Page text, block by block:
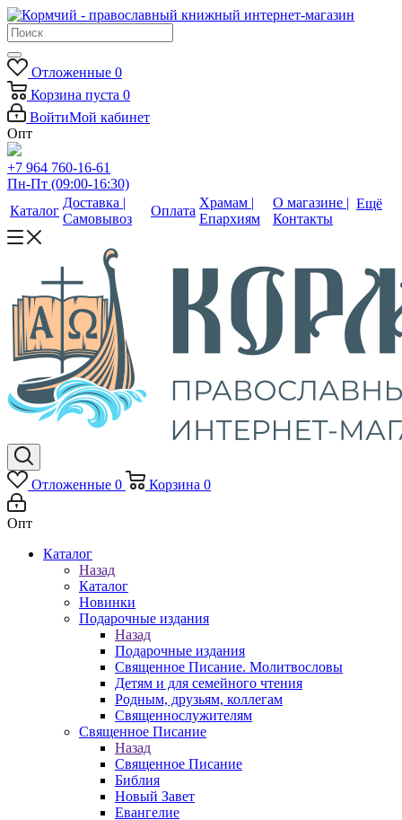
Отложенные 0
Корзина пуста 0
ВойтиМой кабинет
Опт
+7 964 760-16-61
Пн-Пт (09:00-16:30)
Каталог
Доставка |
Самовывоз
Оплата
Храмам |
Епархиям
О магазине |
Контакты
Ещё
Отложенные 0 Корзина 0
Опт
Каталог
Назад
Каталог
Новинки
Подарочные издания
Назад
Подарочные издания
Священное Писание. Молитвословы
Детям и для семейного чтения
Родным, друзьям, коллегам
Священнослужителям
Священное Писание
Назад
Священное Писание
Библия
Новый Завет
Евангелие